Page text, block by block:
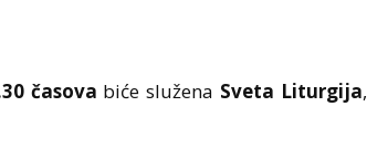
časova biće služena Sveta Liturgija,